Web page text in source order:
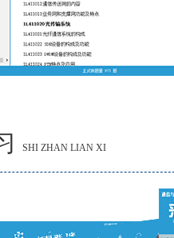
SHI ZHAN LIAN XI